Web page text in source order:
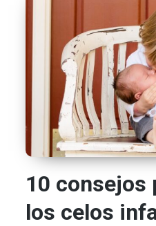
10 consejos
los celos